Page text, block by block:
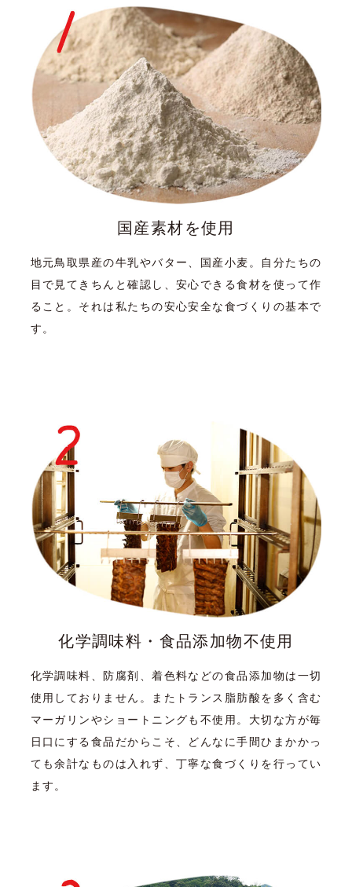
国産素材を使用
地元鳥取県産の牛乳やバター、国産小麦。自分たちの
目で見てきちんと確認し、安心できる食材を使って作
ること。それは私たちの安心安全な食づくりの基本で
す。
化学調味料・食品添加物不使用
化学調味料、防腐剤、着色料などの食品添加物は一切
使用しておりません。またトランス脂肪酸を多く含む
マーガリンやショートニングも不使用。大切な方が毎
日口にする食品だからこそ、どんなに手間ひまかかっ
ても余計なものは入れず、丁寧な食づくりを行ってい
ます。